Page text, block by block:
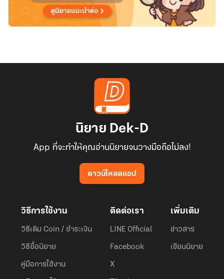
นิยาย Dek-D
App ที่จะทำให้คุณอ่านนิยายจนวางมือถือไม่ลง!
ดาวน์โหลดแอป
วิธีการใช้งาน
วิธีเติม Coin / ชำระเงิน
วิธีซื้อนิยาย
คู่มือการใช้งาน
ติดต่อเรา
LINE Official
Facebook
X
เพิ่มเติม
ข่าวสาร
เขียนนิยาย